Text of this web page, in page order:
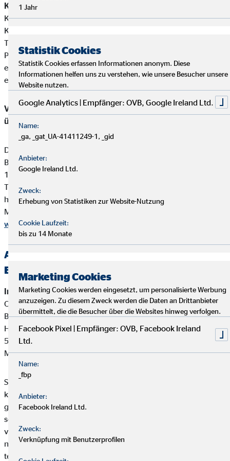
Kundengelder / Zuwendungen
Kundengelder entgegen.Zahlungen erfolgen direkt von den
Kunden an die jeweiligen Produktgeber.
Thomas John erhält von den Partnergesellschaften für die
Produktvermittlung eine Vergütung (Provisionszahlung), die
einbehalten werden darf. Diese ist in der Versicherungsprämie
einkalkuliert.
Vermittler-Registerstelle, bei der sich die Eintragungen
überprüfen lassen:
Deutsche Industrie- und Handelskammer (DIHK)
Breite Straße 29
10178 Berlin
Tel. 0180 / 6005850 (20 Cent/Anruf aus dem dt. Festnetz,
höchstens 60 Cent/Anruf aus Mobilfunknetzen)
Mail
www.dihk.de,www.vermittlerregister.info
Alternative Streitbeilegung —
Beschwerde-/Schlichtungsstellen
Interne Beschwerdestelle:
OVB Vermögensberatung AG
Bereich Außendienstbetreuung
Heumarkt 1
50667 Köln
Mail:beschwerden@ovb.de
Sofern im Falle einer Kundenbeschwerde ausnahmsweise
keine einvernehmliche Lösung mit unserem Unternehmen
gefunden werden kann, ist unser Unternehmen bereit und
sofern die Kundenbeschwerde Versicherungsprodukte betrifft,
verpflichtet, an einem Streitbeilegungsverfahren vor der
nachstehenden anerkannten Verbraucherschlichtungsstelle
teilzunehmen:
1 Jahr
Statistik Cookies
Statistik Cookies erfassen Informationen anonym. Diese
Informationen helfen uns zu verstehen, wie unsere Besucher unsere
Website nutzen.
Google Analytics | Empfänger: OVB, Google Ireland Ltd.
Name:
_ga, _gat_UA-41411249-1, _gid
Anbieter:
Google Ireland Ltd.
Zweck:
Erhebung von Statistiken zur Website-Nutzung
Cookie Laufzeit:
bis zu 14 Monate
Marketing Cookies
Marketing Cookies werden eingesetzt, um personalisierte Werbung
anzuzeigen. Zu diesem Zweck werden die Daten an Drittanbieter
übermittelt, die die Besucher über die Websites hinweg verfolgen.
Facebook Pixel | Empfänger: OVB, Facebook Ireland
Ltd.
Name:
_fbp
Anbieter:
Facebook Ireland Ltd.
Zweck:
Verknüpfung mit Benutzerprofilen